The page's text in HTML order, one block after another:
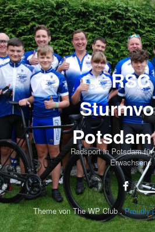
RSC
Potsdam
Radsport in Potsdam für
Erwachsene
Theme von The WP Club .Proudly